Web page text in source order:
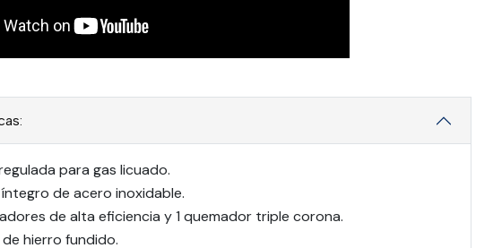
para gas licuado.
de acero inoxidable.
de alta eficiencia y 1 quemador triple corona.
de hierro fundido.